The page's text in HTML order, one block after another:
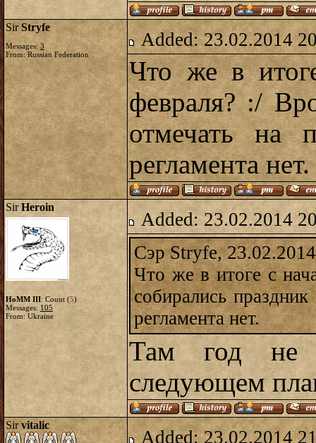
Sir Stryfe
Messages:3
From: Russian Federation
Added: 23.02.2014
Что же в
февраля? :/
отмечать на
регламента нет.
SirHeroin
HoMM III: Count (5)
Messages: 105
From: Ukraine
Added: 23.02.2014
Сэр Stryfe,
Что же в итоге с
собирались
регламента нет.
Там год не
следующем
Sirvitalic
Added: 23.02.2014